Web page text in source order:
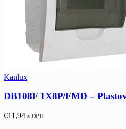
Kanlux
DB108F 1X8P/FMD –
€11,94 s DPH